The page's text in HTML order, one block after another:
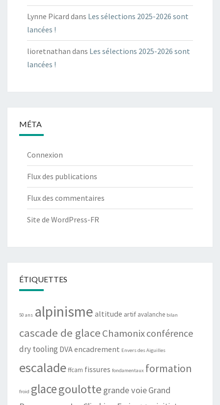
Lynne Picard dans Les sélections 2025-2026 sont
lancées !
lioretnathan dans Les sélections 2025-2026 sont
lancées !
MÉTA
Connexion
Flux des publications
Flux des commentaires
Site de WordPress-FR
ÉTIQUETTES
50 ans alpinisme altitude artif avalanche bilan
cascade de glaceChamonixconférence
dry tooling DVAencadrement Envers des Aiguilles
escaladeffcam fissures fondamentaux formation
froid glacegoulotte grande voieGrand